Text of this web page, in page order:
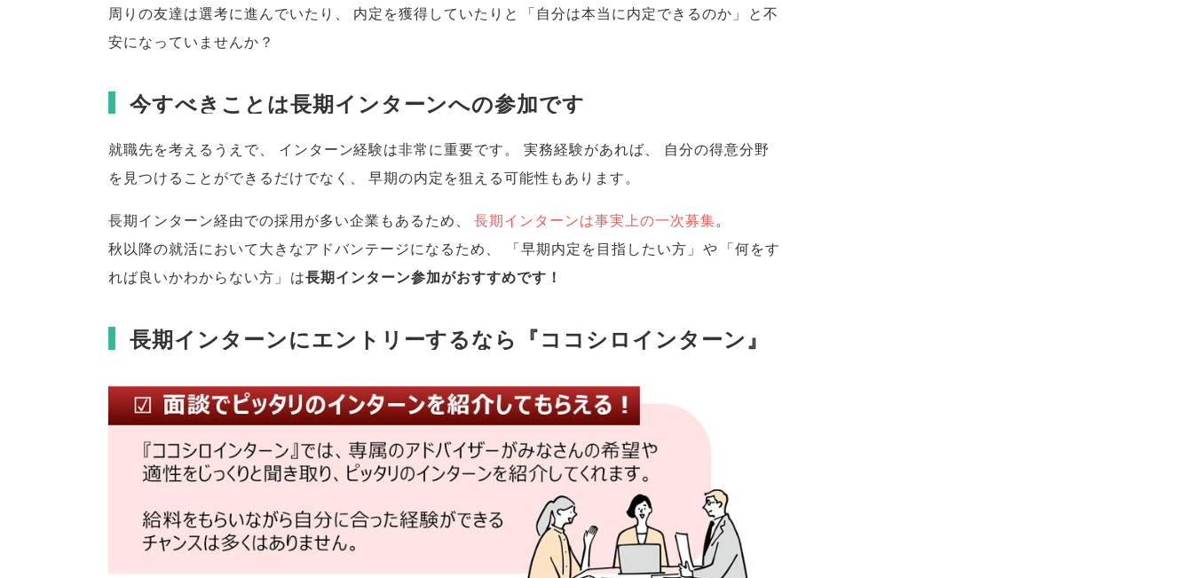
周りの友達は選考に進んでいたり 、 内定を獲得していたりと 「自分は本当に内定できるのか 」 と不
安になっていませんか？
今すべきことは長期インターンへの参加です
就職先を考えるうえで、 インターン経験は非常に重要です。 実務経験があれば、
自分の得意分野
を見つけることができるだけでなく 、 早期の内定を狙える可能性もあります。
長期インターン経由での採用が多い企業もあるため、 長期インターンは事実上の一次募集。
秋以降の就活において大きなアドバンテージになるため、 「早期内定を目指したい方 」 や 「何をす
れば良いかわからない方 」 は長期インターン参加がおすすめです！
長期インターンにエントリーするなら『ココシロインターン』